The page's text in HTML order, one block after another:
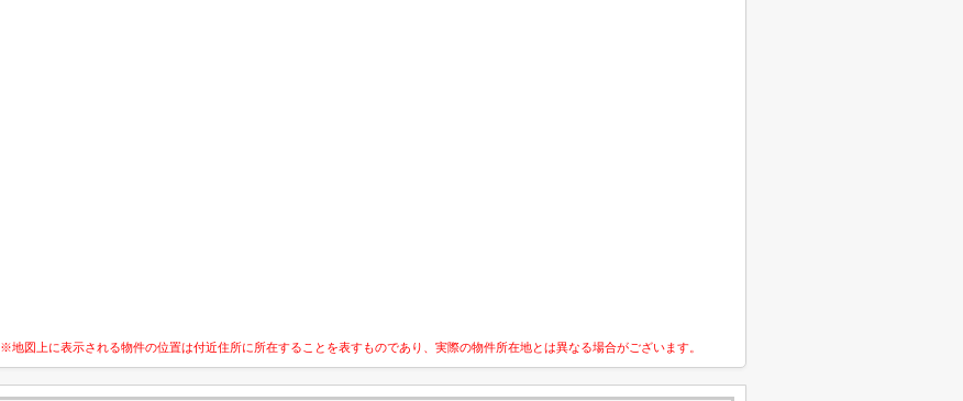
※地図上に表示される物件の位置は付近住所に所在することを表すものであり、実際の物件所在地とは異なる場合がございます。